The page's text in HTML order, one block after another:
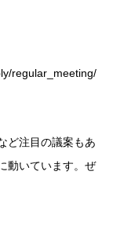
regular_meeting/
ど注目の議案もあ
動いています。ぜ